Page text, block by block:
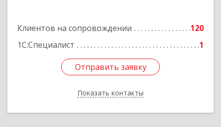
Клиентов на сопровождении
120
1С:Специалист
1
Отправить заявку
Показать контакты
Отправить заявку
Назад